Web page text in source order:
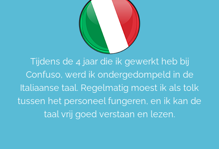
Tijdens de 4 jaar die ik gewerkt heb bij
Confuso, werd ik ondergedompeld in de
Italiaanse taal. Regelmatig moest ik als tolk
tussen het personeel fungeren, en ik kan de
taal vrij goed verstaan en lezen.